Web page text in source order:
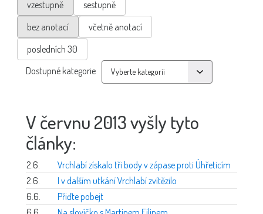
vzestupně
sestupně
bez anotací
včetně anotací
posledních 30
Dostupné kategorie
V červnu 2013 vyšly tyto
články:
2.6.
Vrchlabí získalo tři body v zápase proti Úhřeticím
2.6.
I v dalším utkání Vrchlabí zvítězilo
6.6.
Přiďte pobejt